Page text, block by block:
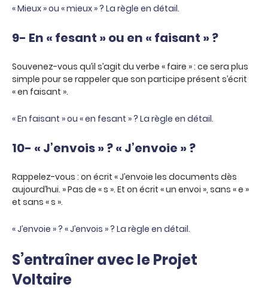
« Mieux » ou « mieux » ? La règle en détail.
9- En « fesant » ou en « faisant » ?
Souvenez-vous qu’il s’agit du verbe « faire » : ce sera plus
simple pour se rappeler que son participe présent s’écrit
« en faisant ».
« En faisant » ou « en fesant » ? La règle en détail.
10- « J’envois » ? « J’envoie » ?
Rappelez-vous : on écrit « J’envoie les documents dès
aujourd’hui. » Pas de « s ». Et on écrit « un envoi », sans « e »
et sans « s ».
« J’envoie » ? « J’envois » ? La règle en détail.
S’entraîner avec le Projet
Voltaire